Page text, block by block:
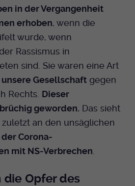
in der Vergangenheit
erhoben, wenn die
wurde, wenn
Rassismus in
sind. Sie waren eine Art
Gesellschaft gegen
Rechts. Dieser
geworden. Das sieht
an den unsäglichen
Corona-
mit NS-Verbrechen
die Opfer des